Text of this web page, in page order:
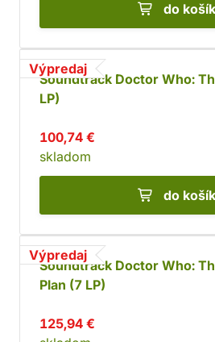
do
Výpredaj
Soundtrack Doctor Who:
LP)
100,74 €
skladom
do
Výpredaj
Soundtrack Doctor Who:
Plan (7 LP)
125,94 €